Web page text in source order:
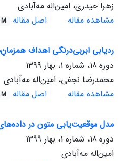
زهرا حیدری، امین‌اله مه‌آبادی
مشاهده مقاله
اصل مقاله
ردیابی ابربی‌درنگی اهداف
دوره 18، شماره 1، بهار 1399
محمدرضا نجفی، امین‌اله مه‌آبادی
مشاهده مقاله
اصل مقاله
مدل موقعیت‌یابی متون در
دوره 18، شماره 1، بهار 1399
امین‌اله مه‌آبادی